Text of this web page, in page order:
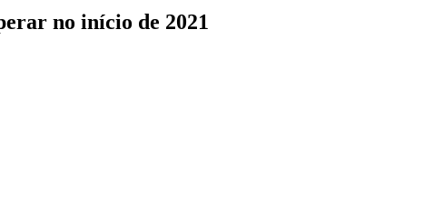
no início de 2021